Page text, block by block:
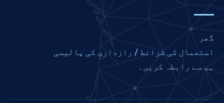
گھر
استعمال کی شرائط / رازداری کی پالیسی
ہم سے رابطہ کریں۔
Finnish